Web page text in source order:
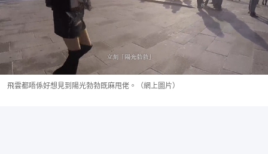
飛雲都唔係好想見到陽光勃勃既麻甩佬。（網上圖片）